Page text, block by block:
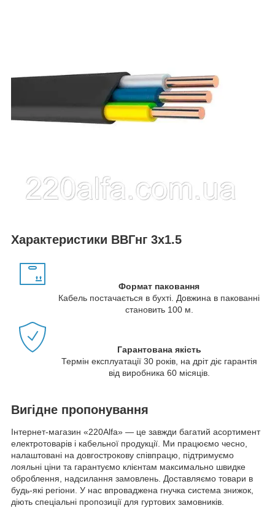
Характеристики ВВГнг 3х1.5
Формат паковання
Кабель постачається в бухті. Довжина в пакованні
становить 100 м.
Гарантована якість
Термін експлуатації 30 років, на дріт діє гарантія
від виробника 60 місяців.
Вигідне пропонування
Інтернет-магазин «220Alfa» — це завжди багатий асортимент
електротоварів і кабельної продукції. Ми працюємо чесно,
налаштовані на довгострокову співпрацю, підтримуємо
лояльні ціни та гарантуємо клієнтам максимально швидке
оброблення, надсилання замовлень. Доставляємо товари в
будь-які регіони. У нас впроваджена гнучка система знижок,
діють спеціальні пропозиції для гуртових замовників.